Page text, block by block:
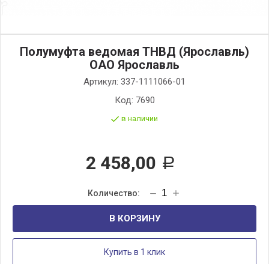
Полумуфта ведомая ТНВД (Ярославль)
ОАО Ярославль
Артикул: 337-1111066-01
Код: 7690
в наличии
2 458,00 Р
В КОРЗИНУ
Купить в 1 клик